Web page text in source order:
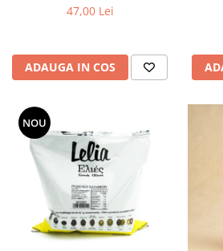
47,00 Lei
ADAUGA IN COS
NOU